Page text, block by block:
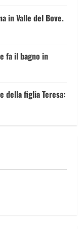
in Valle del Bove.
fa il bagno in
della figlia Teresa: